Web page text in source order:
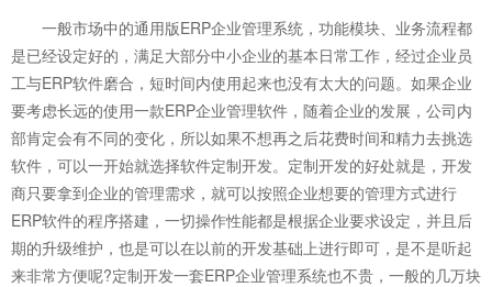
一般市场中的通用版ERP企业管理系统，功能模块、业务流程都
是已经设定好的，满足大部分中小企业的基本日常工作，经过企业员
工与ERP软件磨合，短时间内使用起来也没有太大的问题。如果企业
要考虑长远的使用一款ERP企业管理软件，随着企业的发展，公司内
部肯定会有不同的变化，所以如果不想再之后花费时间和精力去挑选
软件，可以一开始就选择软件定制开发。定制开发的好处就是，开发
商只要拿到企业的管理需求，就可以按照企业想要的管理方式进行
ERP软件的程序搭建，一切操作性能都是根据企业要求设定，并且后
期的升级维护，也是可以在以前的开发基础上进行即可，是不是听起
来非常方便呢?定制开发一套ERP企业管理系统也不贵，一般的几万块